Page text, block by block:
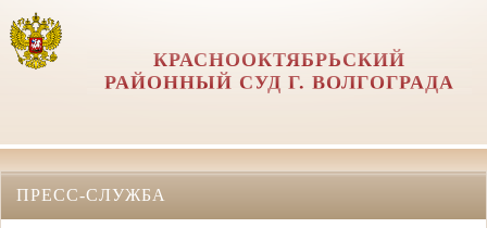
КРАСНООКТЯБРЬСКИЙ
РАЙОННЫЙ СУД Г. ВОЛГОГРАДА
ПРЕСС-СЛУЖБА